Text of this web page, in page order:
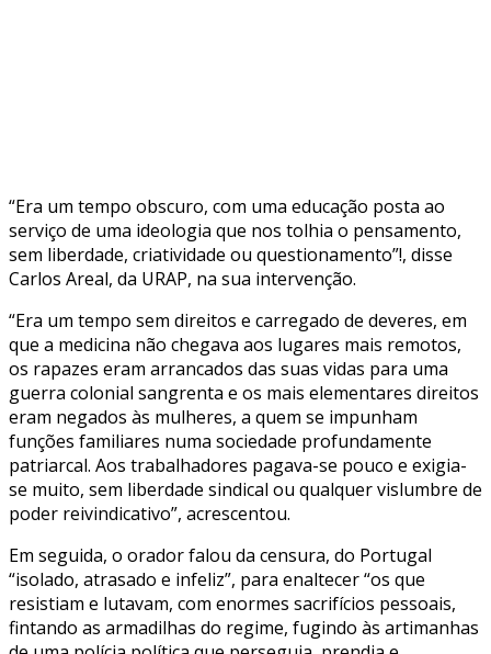
“Era um tempo obscuro, com uma educação posta ao
serviço de uma ideologia que nos tolhia o pensamento,
sem liberdade, criatividade ou questionamento”!, disse
Carlos Areal, da URAP, na sua intervenção.
“Era um tempo sem direitos e carregado de deveres, em
que a medicina não chegava aos lugares mais remotos,
os rapazes eram arrancados das suas vidas para uma
guerra colonial sangrenta e os mais elementares direitos
eram negados às mulheres, a quem se impunham
funções familiares numa sociedade profundamente
patriarcal. Aos trabalhadores pagava-se pouco e exigia-
se muito, sem liberdade sindical ou qualquer vislumbre de
poder reivindicativo”, acrescentou.
Em seguida, o orador falou da censura, do Portugal
“isolado, atrasado e infeliz”, para enaltecer “os que
resistiam e lutavam, com enormes sacrifícios pessoais,
fintando as armadilhas do regime, fugindo às artimanhas